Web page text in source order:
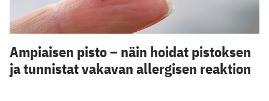
Ampiaisen pisto – näin hoidat pistoksen
ja tunnistat vakavan allergisen reaktion